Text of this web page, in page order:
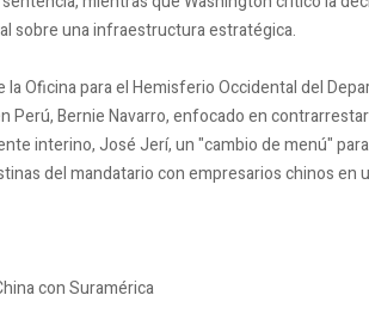
sobre una infraestructura estratégica.
Oficina para el Hemisferio Occidental del
Perú, Bernie Navarro, enfocado en
interino, José Jerí, un "cambio de menú"
del mandatario con empresarios chinos en
con Suramérica